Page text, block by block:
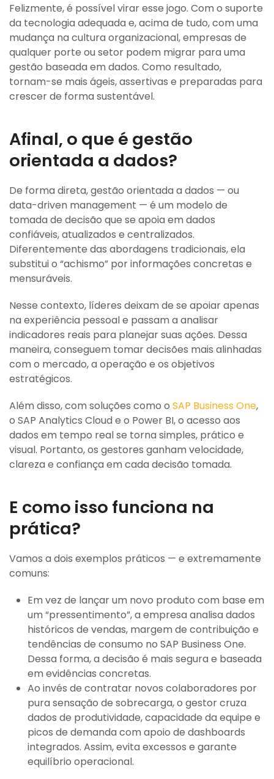
Felizmente, é possível virar esse jogo. Com o suporte
da tecnologia adequada e, acima de tudo, com uma
mudança na cultura organizacional, empresas de
qualquer porte ou setor podem migrar para uma
gestão baseada em dados. Como resultado,
tornam-se mais ágeis, assertivas e preparadas para
crescer de forma sustentável.
Afinal, o que é gestão
orientada a dados?
De forma direta, gestão orientada a dados — ou
data-driven management — é um modelo de
tomada de decisão que se apoia em dados
confiáveis, atualizados e centralizados.
Diferentemente das abordagens tradicionais, ela
substitui o “achismo” por informações concretas e
mensuráveis.
Nesse contexto, líderes deixam de se apoiar apenas
na experiência pessoal e passam a analisar
indicadores reais para planejar suas ações. Dessa
maneira, conseguem tomar decisões mais alinhadas
com o mercado, a operação e os objetivos
estratégicos.
Além disso, com soluções como o SAP Business One,
o SAP Analytics Cloud e o Power BI, o acesso aos
dados em tempo real se torna simples, prático e
visual. Portanto, os gestores ganham velocidade,
clareza e confiança em cada decisão tomada.
E como isso funciona na
prática?
Vamos a dois exemplos práticos — e extremamente
comuns:
Em vez de lançar um novo produto com base em
um “pressentimento”, a empresa analisa dados
históricos de vendas, margem de contribuição e
tendências de consumo no SAP Business One.
Dessa forma, a decisão é mais segura e baseada
em evidências concretas.
Ao invés de contratar novos colaboradores por
pura sensação de sobrecarga, o gestor cruza
dados de produtividade, capacidade da equipe e
picos de demanda com apoio de dashboards
integrados. Assim, evita excessos e garante
equilíbrio operacional.